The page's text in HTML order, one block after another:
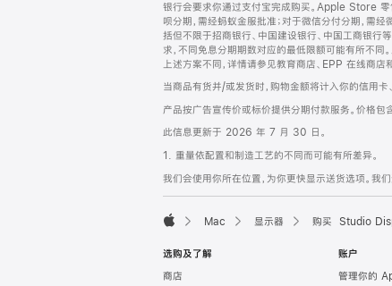
银行会要求你通过支付宝完成购买。Apple Store
呗分期，需经蚂蚁金服批准；对于微信分付分期，需
括但不限于招商银行、中国建设银行、中国工商银行
求，不同免息分期期数对应的最低限额可能有所不
上述方案不同，详情请参见教育商店、EPP 在线商
当商品有货并/或发货时，购物金额将计入你的信用卡
产品按广告宣传价或标价提供分期付款服务。价格包
此信息更新于 2026 年 7 月 30 日。
1. 重量依配置和制造工艺的不同而可能有所差异。
我们会使用你所在位置，为你更快显示送货选项。我
Mac 显示器 购买 Studio
选购及了解
商店
账户
管理你的